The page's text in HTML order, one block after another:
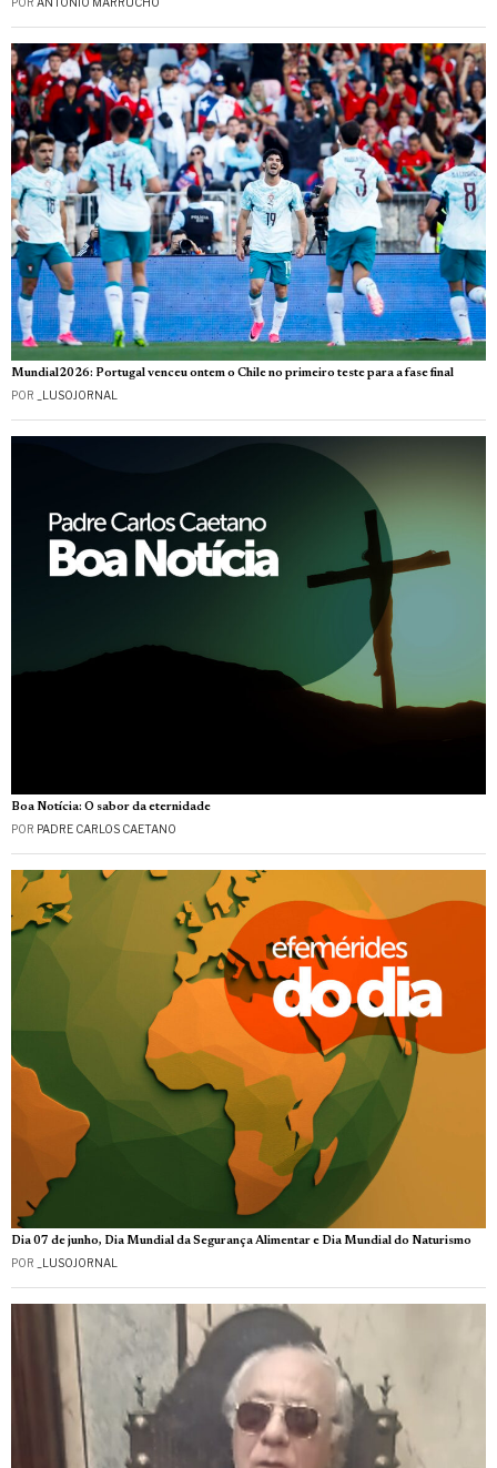
Mundial2026: Portugal venceu ontem o Chile no primeiro teste para a fase final
POR _LUSOJORNAL
Boa Notícia: O sabor da eternidade
POR PADRE CARLOS CAETANO
Dia 07 de junho, Dia Mundial da Segurança Alimentar e Dia Mundial do Naturismo
POR _LUSOJORNAL